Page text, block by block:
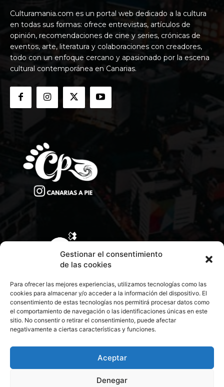
Gestionar el consentimiento
de las cookies
Para ofrecer las mejores experiencias, utilizamos tecnologías como las
cookies para almacenar y/o acceder a la información del dispositivo. El
consentimiento de estas tecnologías nos permitirá procesar datos como
el comportamiento de navegación o las identificaciones únicas en este
sitio. No consentir o retirar el consentimiento, puede afectar
negativamente a ciertas características y funciones.
Aceptar
Denegar
Culturamania.com es un portal web dedicado a la cultura
en todas sus formas: ofrece entrevistas, artículos de
opinión, recomendaciones de cine y series, crónicas de
eventos, arte, literatura y colaboraciones con creadores,
todo con un enfoque cercano y apasionado por la escena
cultural contemporánea en Canarias.
CONTACTA CON NOSOTROS